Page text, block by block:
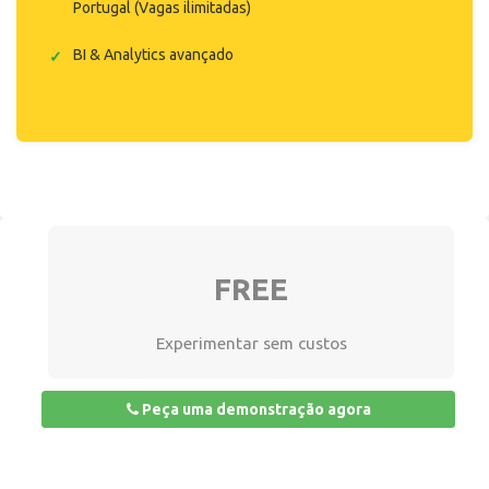
Portugal (Vagas ilimitadas)
BI & Analytics avançado
FREE
Experimentar sem custos
Peça uma demonstração agora